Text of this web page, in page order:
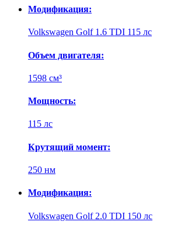
Модификация:
Volkswagen Golf 1.6 TDI 115 лс
Объем двигателя:
1598 см³
Мощность:
115 лс
Крутящий момент:
250 нм
Модификация:
Volkswagen Golf 2.0 TDI 150 лс